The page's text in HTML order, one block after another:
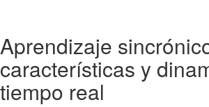
Aprendizaje
características y
tiempo real